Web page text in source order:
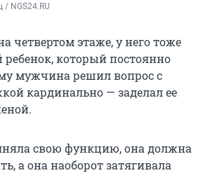
NGS24.RU
четвертом этаже, у него тоже
ребенок, который постоянно
мужчина решил вопрос с
кардинально — заделал ее
свою функцию, она должна
а она наоборот затягивала